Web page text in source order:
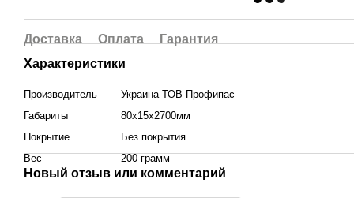
Доставка Оплата
Гарантия
Характеристики
Производитель
Украина ТОВ Профипас
Габариты
80х15х2700мм
Покрытие
Без покрытия
Вес
200 грамм
Новый отзыв или комментарий